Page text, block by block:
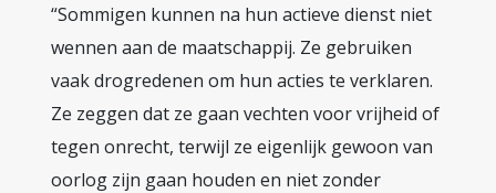
“Sommigen kunnen na hun actieve dienst niet
wennen aan de maatschappij. Ze gebruiken
vaak drogredenen om hun acties te verklaren.
Ze zeggen dat ze gaan vechten voor vrijheid of
tegen onrecht, terwijl ze eigenlijk gewoon van
oorlog zijn gaan houden en niet zonder